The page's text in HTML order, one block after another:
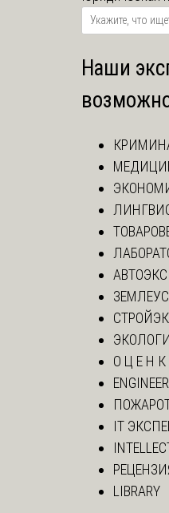
Наши
О Ц Е Н К
IT
LIBRARY